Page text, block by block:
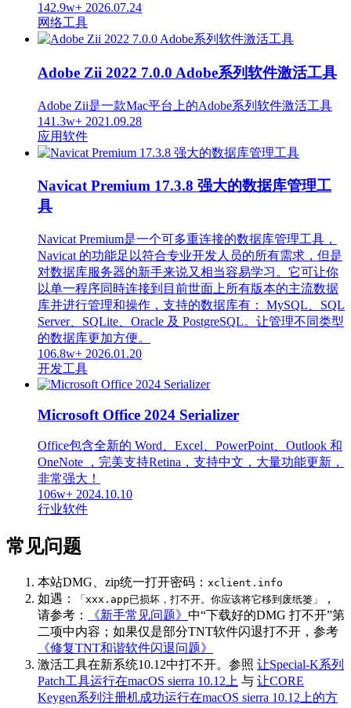
142.9w+ 2026.07.24
网络工具
Adobe Zii 2022 7.0.0 Adobe系列软件激活工具
Adobe Zii是一款Mac平台上的Adobe系列软件激活工具
141.3w+ 2021.09.28
应用软件
Navicat Premium 17.3.8 强大的数据库管理工
具
Navicat Premium是一个可多重连接的数据库管理工具，
Navicat 的功能足以符合专业开发人员的所有需求，但是
对数据库服务器的新手来说又相当容易学习。它可让你
以单一程序同時连接到目前世面上所有版本的主流数据
库并进行管理和操作，支持的数据库有： MySQL、SQL
Server、SQLite、Oracle 及 PostgreSQL。让管理不同类型
的数据库更加方便。
106.8w+ 2026.01.20
开发工具
Microsoft Office 2024 Serializer
Office包含全新的 Word、Excel、PowerPoint、Outlook 和
OneNote ，完美支持Retina，支持中文，大量功能更新，
非常强大！
106w+ 2024.10.10
行业软件
常见问题
本站DMG、zip统一打开密码： xclient.info
如遇： 「xxx.app已损坏，打不开。你应该将它移到废纸篓」
，
请参考：
《新手常见问题》 中“下载好的DMG 打不开”第
二项中内容；如果仅是部分TNT软件闪退打不开，参考
《修复TNT和谐软件闪退问题》
激活工具在新系统10.12中打不开。参照 让Special-K系列
Patch工具运行在macOS sierra 10.12上 与 让CORE
Keygen系列注册机成功运行在macOS sierra 10.12上的方